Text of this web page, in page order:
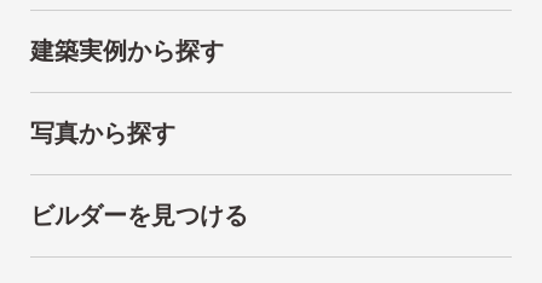
建築実例から探す
写真から探す
ビルダーを見つける